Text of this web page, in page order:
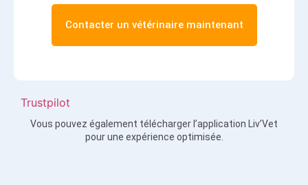
Contacter un vétérinaire maintenant
Trustpilot
Vous pouvez également télécharger l’application Liv’Vet
pour une expérience optimisée.